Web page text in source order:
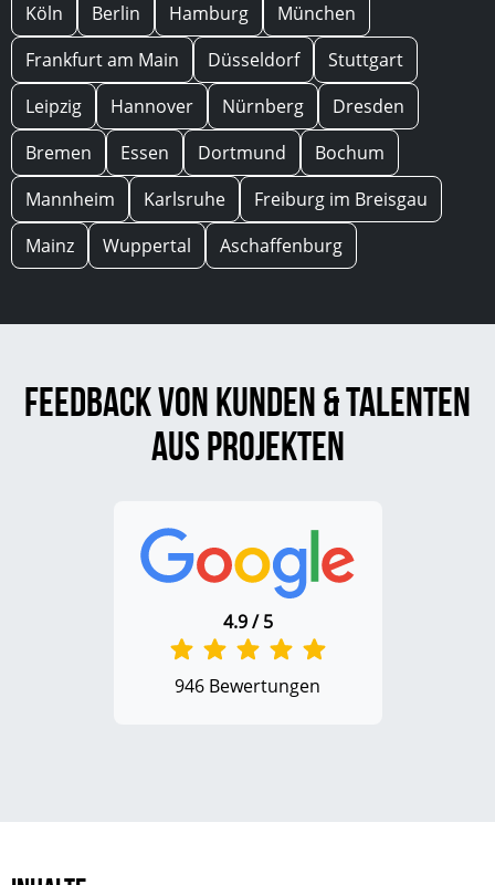
Köln Berlin Hamburg
München
Frankfurt am Main
Düsseldorf
Stuttgart
Leipzig
Hannover Nürnberg
Dresden
Bremen
Essen Dortmund
Bochum
Mannheim
Karlsruhe
Freiburg im Breisgau
Mainz
Wuppertal Aschaffenburg
Feedback von Kunden & Talenten
aus Projekten
4.9 / 5
946 Bewertungen